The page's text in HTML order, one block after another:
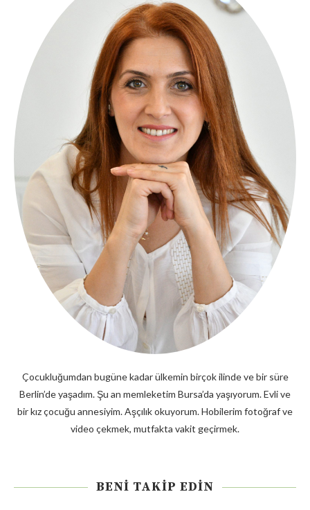
Çocukluğumdan bugüne kadar ülkemin birçok ilinde ve bir süre
Berlin’de yaşadım. Şu an memleketim Bursa’da yaşıyorum. Evli ve
bir kız çocuğu annesiyim. Aşçılık okuyorum. Hobilerim fotoğraf ve
video çekmek, mutfakta vakit geçirmek.
BENI TAKIP EDIN